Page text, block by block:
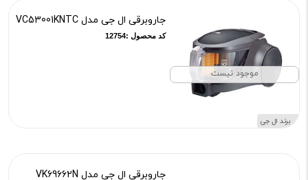
موجود نیست
برند ال جی
جاروبرقی ال جی مدل VC53001KNTC
کد محصول :12754
جاروبرقی ال جی مدل VK69662N